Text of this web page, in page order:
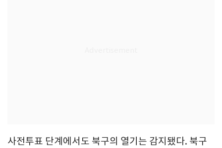
사전투표 단계에서도 북구의 열기는 감지됐다. 북구